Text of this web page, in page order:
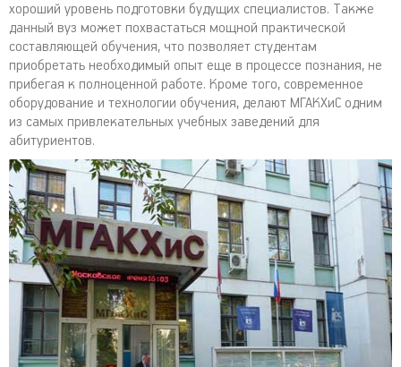
хороший уровень подготовки будущих специалистов. Также
данный вуз может похвастаться мощной практической
составляющей обучения, что позволяет студентам
приобретать необходимый опыт еще в процессе познания, не
прибегая к полноценной работе. Кроме того, современное
оборудование и технологии обучения, делают МГАКХиС одним
из самых привлекательных учебных заведений для
абитуриентов.